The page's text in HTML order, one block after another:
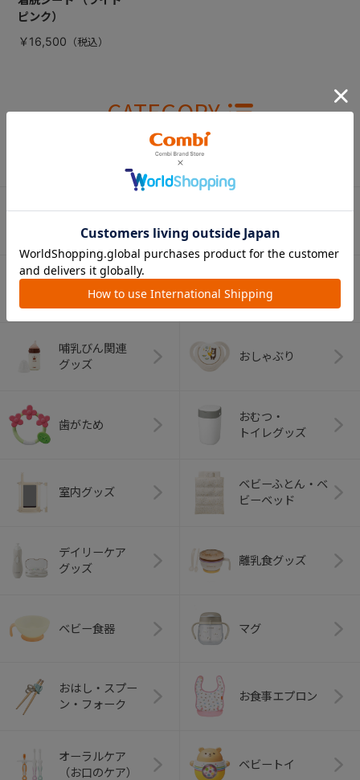
ピンク）
￥16,500
CATEGORY
カテゴリー
（コンビ）
ベビーラック＆
ベビーチェア
抱っこひも
（子守帯）
哺乳びん関連
グッズ
おしゃぶり
歯がため
おむつ・
トイレグッズ
室内グッズ
ベビーふとん・ベ
ビーベッド
デイリーケア
グッズ
離乳食グッズ
ベビー食器 マグ
おはし・スプー
ン・フォーク
お食事エプロン
オーラルケア
（お口のケア）
ベビートイ